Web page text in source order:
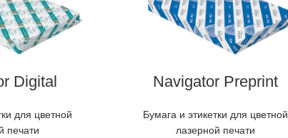
Digital
для цветной
печати
Navigator Preprint
Бумага и этикетки для цветной
лазерной печати